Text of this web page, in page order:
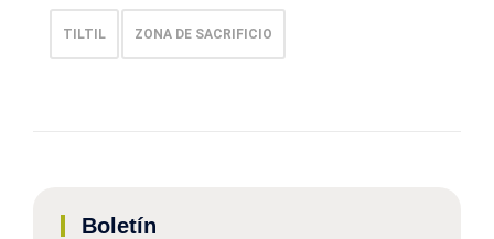
TILTIL ZONA DE SACRIFICIO
Boletín